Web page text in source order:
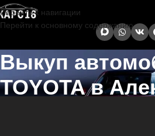
Перейти к навигации
Перейти к основному содержанию
Выкуп
TOYOTA в